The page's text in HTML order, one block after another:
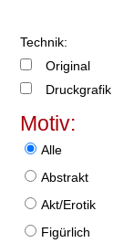
Technik:
Original
Druckgrafik
Motiv:
Alle
Abstrakt
Akt/Erotik
Figürlich